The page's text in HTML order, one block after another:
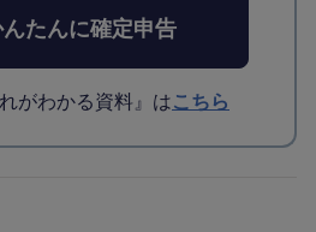
たんに確定申告
がわかる資料』はこちら